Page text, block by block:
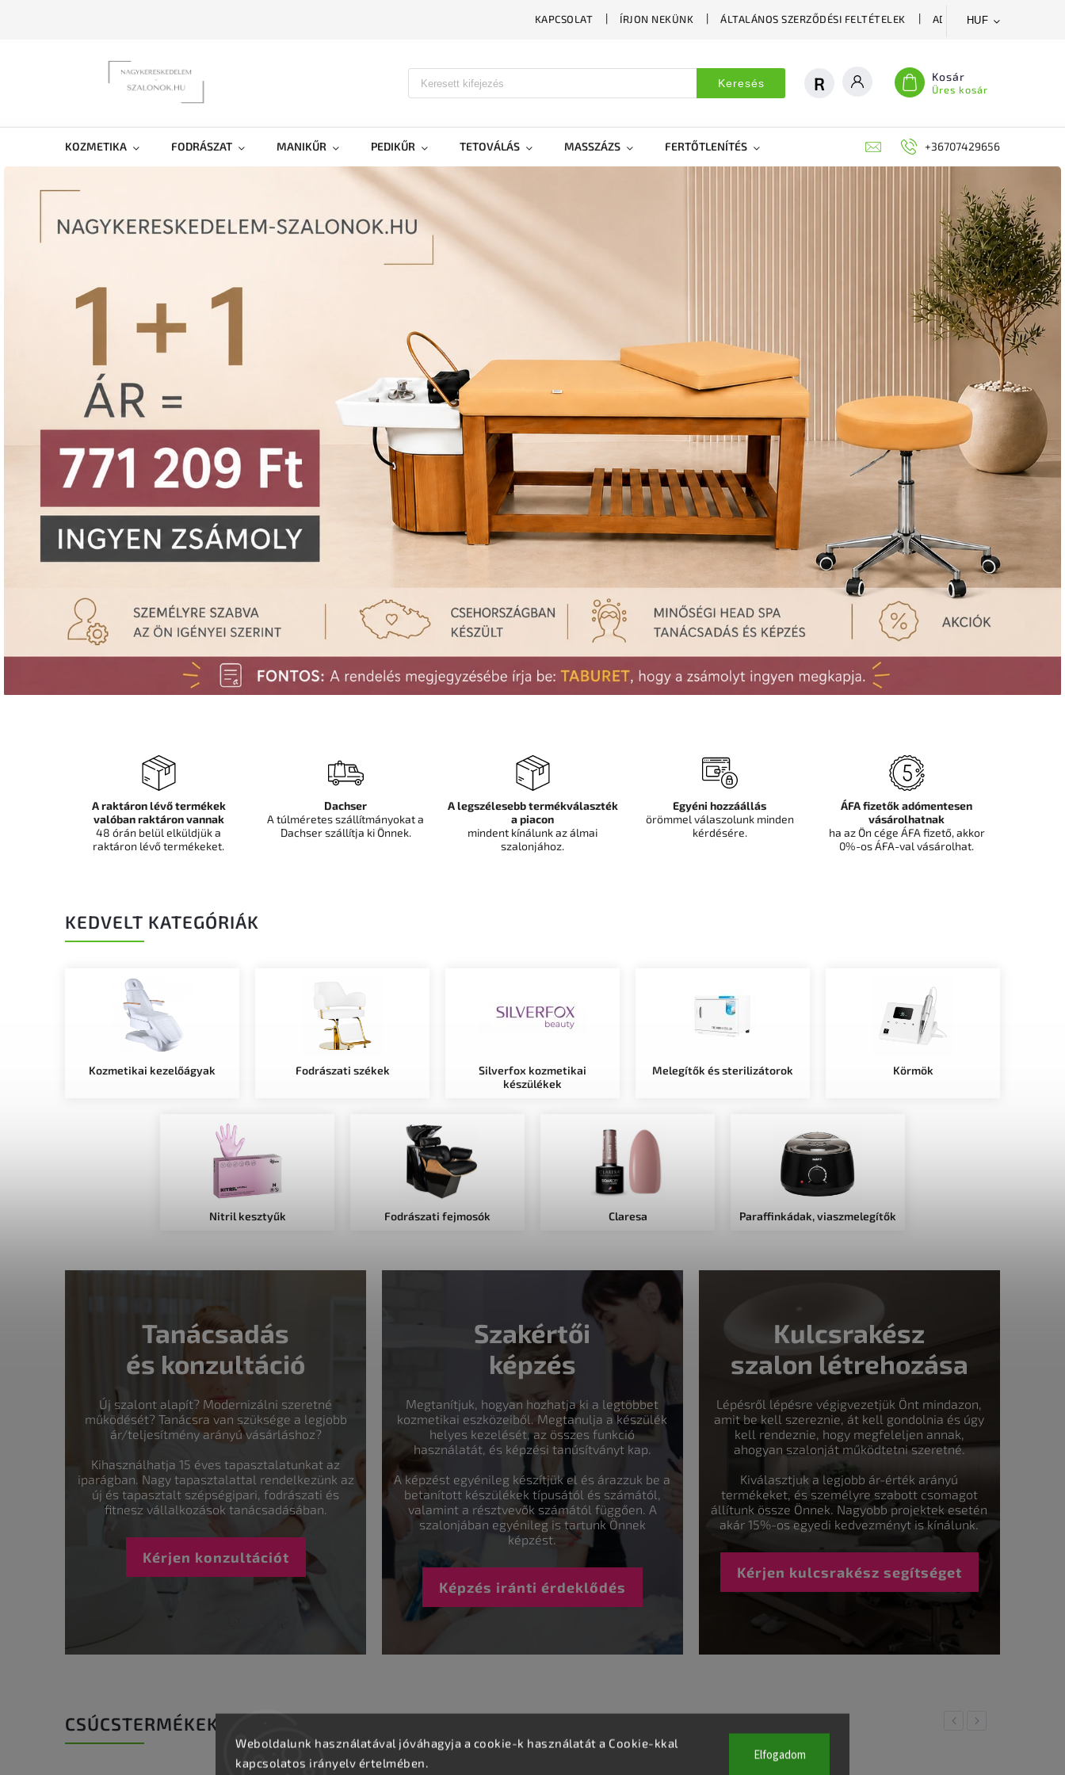
Weboldalunk használatával jóváhagyja a cookie-k használatát a Cookie-kkal
kapcsolatos irányelv értelmében.
Elfogadom
KAPCSOLAT ÍRJON NEKÜNK ÁLTALÁNOS SZERZŐDÉSI FELTÉTELEK ADATVÉDELMI
HUF
Keresés Kosár
Üres kosár
KOZMETIKA FODRÁSZAT MANIKŰR PEDIKŰR TETOVÁLÁS MASSZÁZS FERTŐTLENÍTÉS DEKORÁCIÓS FALPANEL, MŰNÖVÉNY FAL
+36707429656
A raktáron lévő termékek
valóban raktáron vannak
48 órán belül elküldjük a
raktáron lévő termékeket.
Dachser
A túlméretes szállítmányokat a
Dachser szállítja ki Önnek.
A legszélesebb termékválaszték
a piacon
mindent kínálunk az álmai
szalonjához.
Egyéni hozzáállás
örömmel válaszolunk minden
kérdésére.
ÁFA fizetők adómentesen
vásárolhatnak
ha az Ön cége ÁFA fizető, akkor
0%-os ÁFA-val vásárolhat.
KEDVELT KATEGÓRIÁK
Kozmetikai kezelőágyak Fodrászati székek
Silverfox kozmetikai
készülékek
Melegítők és sterilizátorok Körmök
Nitril kesztyűk Fodrászati fejmosók Claresa Paraffinkádak, viaszmelegítők
Tanácsadás
és konzultáció
Új szalont alapít? Modernizálni szeretné
működését? Tanácsra van szüksége a legjobb
ár/teljesítmény arányú vásárláshoz?
Kihasználhatja 15 éves tapasztalatunkat az
iparágban. Nagy tapasztalattal rendelkezünk az
új és tapasztalt szépségipari, fodrászati és
fitnesz vállalkozások tanácsadásában.
Kérjen konzultációt
Szakértői
képzés
Megtanítjuk, hogyan hozhatja ki a legtöbbet
kozmetikai eszközeiből. Megtanulja a készülék
helyes kezelését, az összes funkció
használatát, és képzési tanúsítványt kap.
A képzést egyénileg készítjük el és árazzuk be a
betanított készülékek típusától és számától,
valamint a résztvevők számától függően. A
szalonjában egyénileg is tartunk Önnek
képzést.
Képzés iránti érdeklődés
Kulcsrakész
szalon létrehozása
Lépésről lépésre végigvezetjük Önt mindazon,
amit be kell szereznie, át kell gondolnia és úgy
kell rendeznie, hogy megfeleljen annak,
ahogyan szalonját működtetni szeretné.
Kiválasztjuk a legjobb ár-érték arányú
termékeket, és személyre szabott csomagot
állítunk össze Önnek. Nagyobb projektek esetén
akár 15%-os egyedi kedvezményt is kínálunk.
Kérjen kulcsrakész segítséget
CSÚCSTERMÉKEK Previous
Next